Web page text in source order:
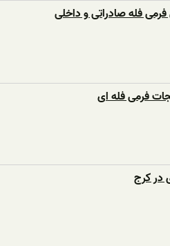
فله صادراتی و داخلی
فرمی فله ای
در کرج